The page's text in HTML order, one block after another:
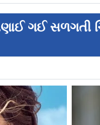
ગઈ સળગતી